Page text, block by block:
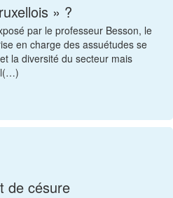
» ?
par le professeur Besson, le
en charge des assuétudes se
la diversité du secteur mais
de césure